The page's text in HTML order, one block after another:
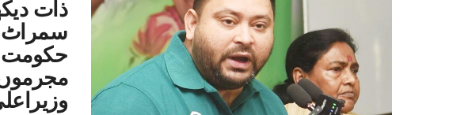
ذات
سمراٹ
حکومت
مجرموں